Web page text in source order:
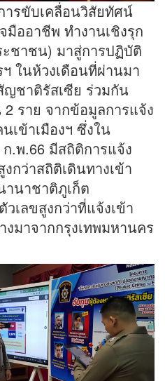
ารขับเคลื่อนวิสัยทัศน์
มืออาชีพ ทำงานเชิงรุก
ชาชน) มาสู่การปฏิบัติ
ในห้วงเดือนที่ผ่านมา
ชาติรัสเซีย ร่วมกัน
ราย จากข้อมูลการแจ้ง
เข้าเมืองฯ ซึ่งใน
.พ.66 มีสถิติการแจ้ง
กว่าสถิติเดินทางเข้า
นาชาติภูเก็ต
วเลขสูงกว่าที่แจ้งเข้า
งมาจากกรุงเทพมหานคร